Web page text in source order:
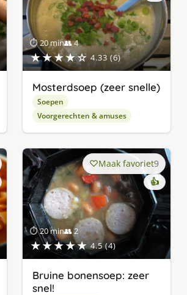
⏱ 20 min👥 4
★★★★☆ 4.33 (6)
Mosterdsoep (zeer snelle)
Soepen
Voorgerechten & amuses
⏱ 20 min👥 2
★★★★★ 4.5 (4)
Maak favoriet9
👍
Bruine bonensoep: zeer
snel!